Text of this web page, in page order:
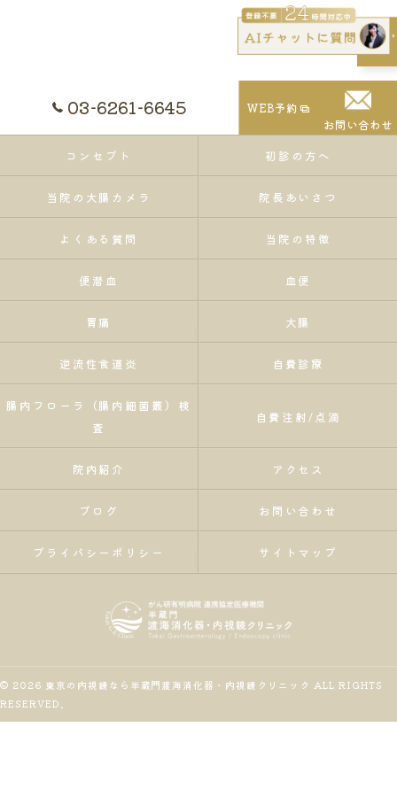
03-6261-6645
WEB予約
お問い合わせ
コンセプト
初診の方へ
当院の大腸カメラ 院長あいさつ
よくある質問 当院の特徴
便潜血 血便
胃痛 大腸
逆流性食道炎 自費診療
腸内フローラ（腸内細菌叢）検
査
自費注射/点滴
院内紹介 アクセス
ブログ お問い合わせ
プライバシーポリシー サイトマップ
© 2026 東京の内視鏡なら半蔵門渡海消化器・内視鏡クリニック ALL RIGHTS
RESERVED.